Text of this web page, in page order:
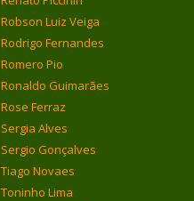
Robson Luiz Veiga
Rodrigo Fernandes
Romero Pio
Ronaldo Guimarães
Rose Ferraz
Sergia Alves
Sergio Gonçalves
Tiago Novaes
Toninho Lima